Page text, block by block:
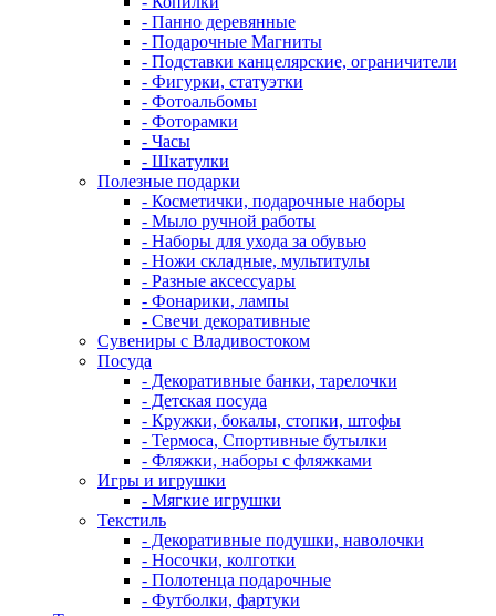
- Панно деревянные
- Подарочные Магниты
- Подставки канцелярские, ограничители
- Фигурки, статуэтки
- Фотоальбомы
- Фоторамки
- Часы
- Шкатулки
Полезные подарки
- Косметички, подарочные наборы
- Мыло ручной работы
- Наборы для ухода за обувью
- Ножи складные, мультитулы
- Разные аксессуары
- Фонарики, лампы
- Свечи декоративные
Сувениры с Владивостоком
Посуда
- Декоративные банки, тарелочки
- Детская посуда
- Кружки, бокалы, стопки, штофы
- Термоса, Спортивные бутылки
- Фляжки, наборы с фляжками
Игры и игрушки
- Мягкие игрушки
Текстиль
- Декоративные подушки, наволочки
- Носочки, колготки
- Полотенца подарочные
- Футболки, фартуки